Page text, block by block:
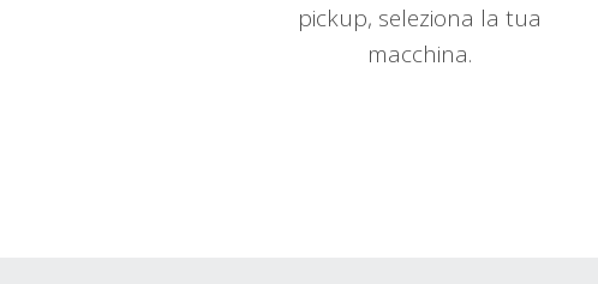
pickup, seleziona la tua
macchina.